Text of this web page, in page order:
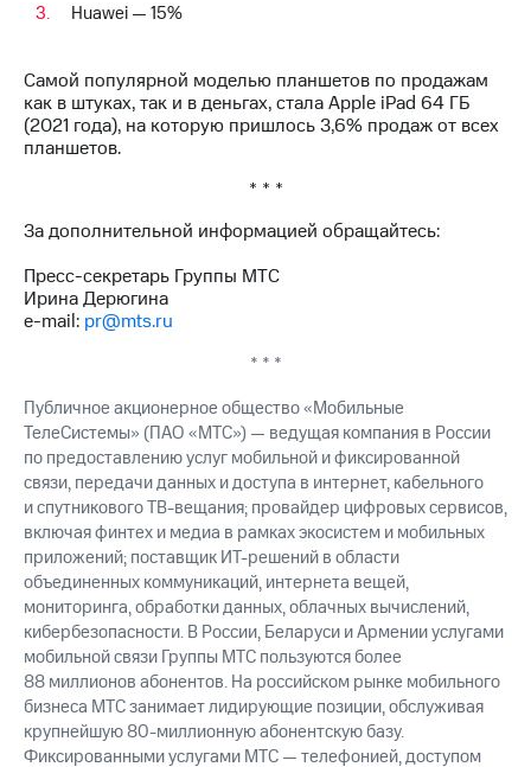
Huawei — 15%
Самой популярной моделью планшетов по продажам
как в штуках, так и в деньгах, стала Apple iPad 64 ГБ
(2021 года), на которую пришлось 3,6% продаж от всех
планшетов.
* * *
За дополнительной информацией обращайтесь:
Пресс-секретарь Группы МТС
Ирина Дерюгина
e-mail: pr@mts.ru
* * *
Публичное акционерное общество «Мобильные
ТелеСистемы» (ПАО «МТС») — ведущая компания в России
по предоставлению услуг мобильной и фиксированной
связи, передачи данных и доступа в интернет, кабельного
и спутникового ТВ-вещания; провайдер цифровых сервисов,
включая финтех и медиа в рамках экосистем и мобильных
приложений; поставщик ИТ-решений в области
объединенных коммуникаций, интернета вещей,
мониторинга, обработки данных, облачных вычислений,
кибербезопасности. В России, Беларуси и Армении услугами
мобильной связи Группы МТС пользуются более
88 миллионов абонентов. На российском рынке мобильного
бизнеса МТС занимает лидирующие позиции, обслуживая
крупнейшую 80-миллионную абонентскую базу.
Фиксированными услугами МТС — телефонией, доступом